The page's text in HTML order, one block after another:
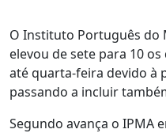
O Instituto Português do
elevou de sete para 10
até quarta-feira devido à
passando a incluir
Segundo avança o IPMA